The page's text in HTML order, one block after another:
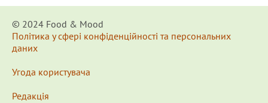
© 2024 Food & Мood
Політика у сфері конфіденційності та персональних
даних
Угода користувача
Редакція